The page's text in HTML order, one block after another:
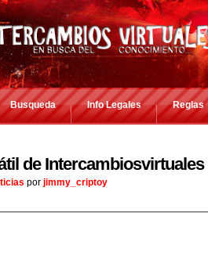
Busqueda Info Legales Reglas
de Intercambiosvirtuales
por jimmy_criptoy